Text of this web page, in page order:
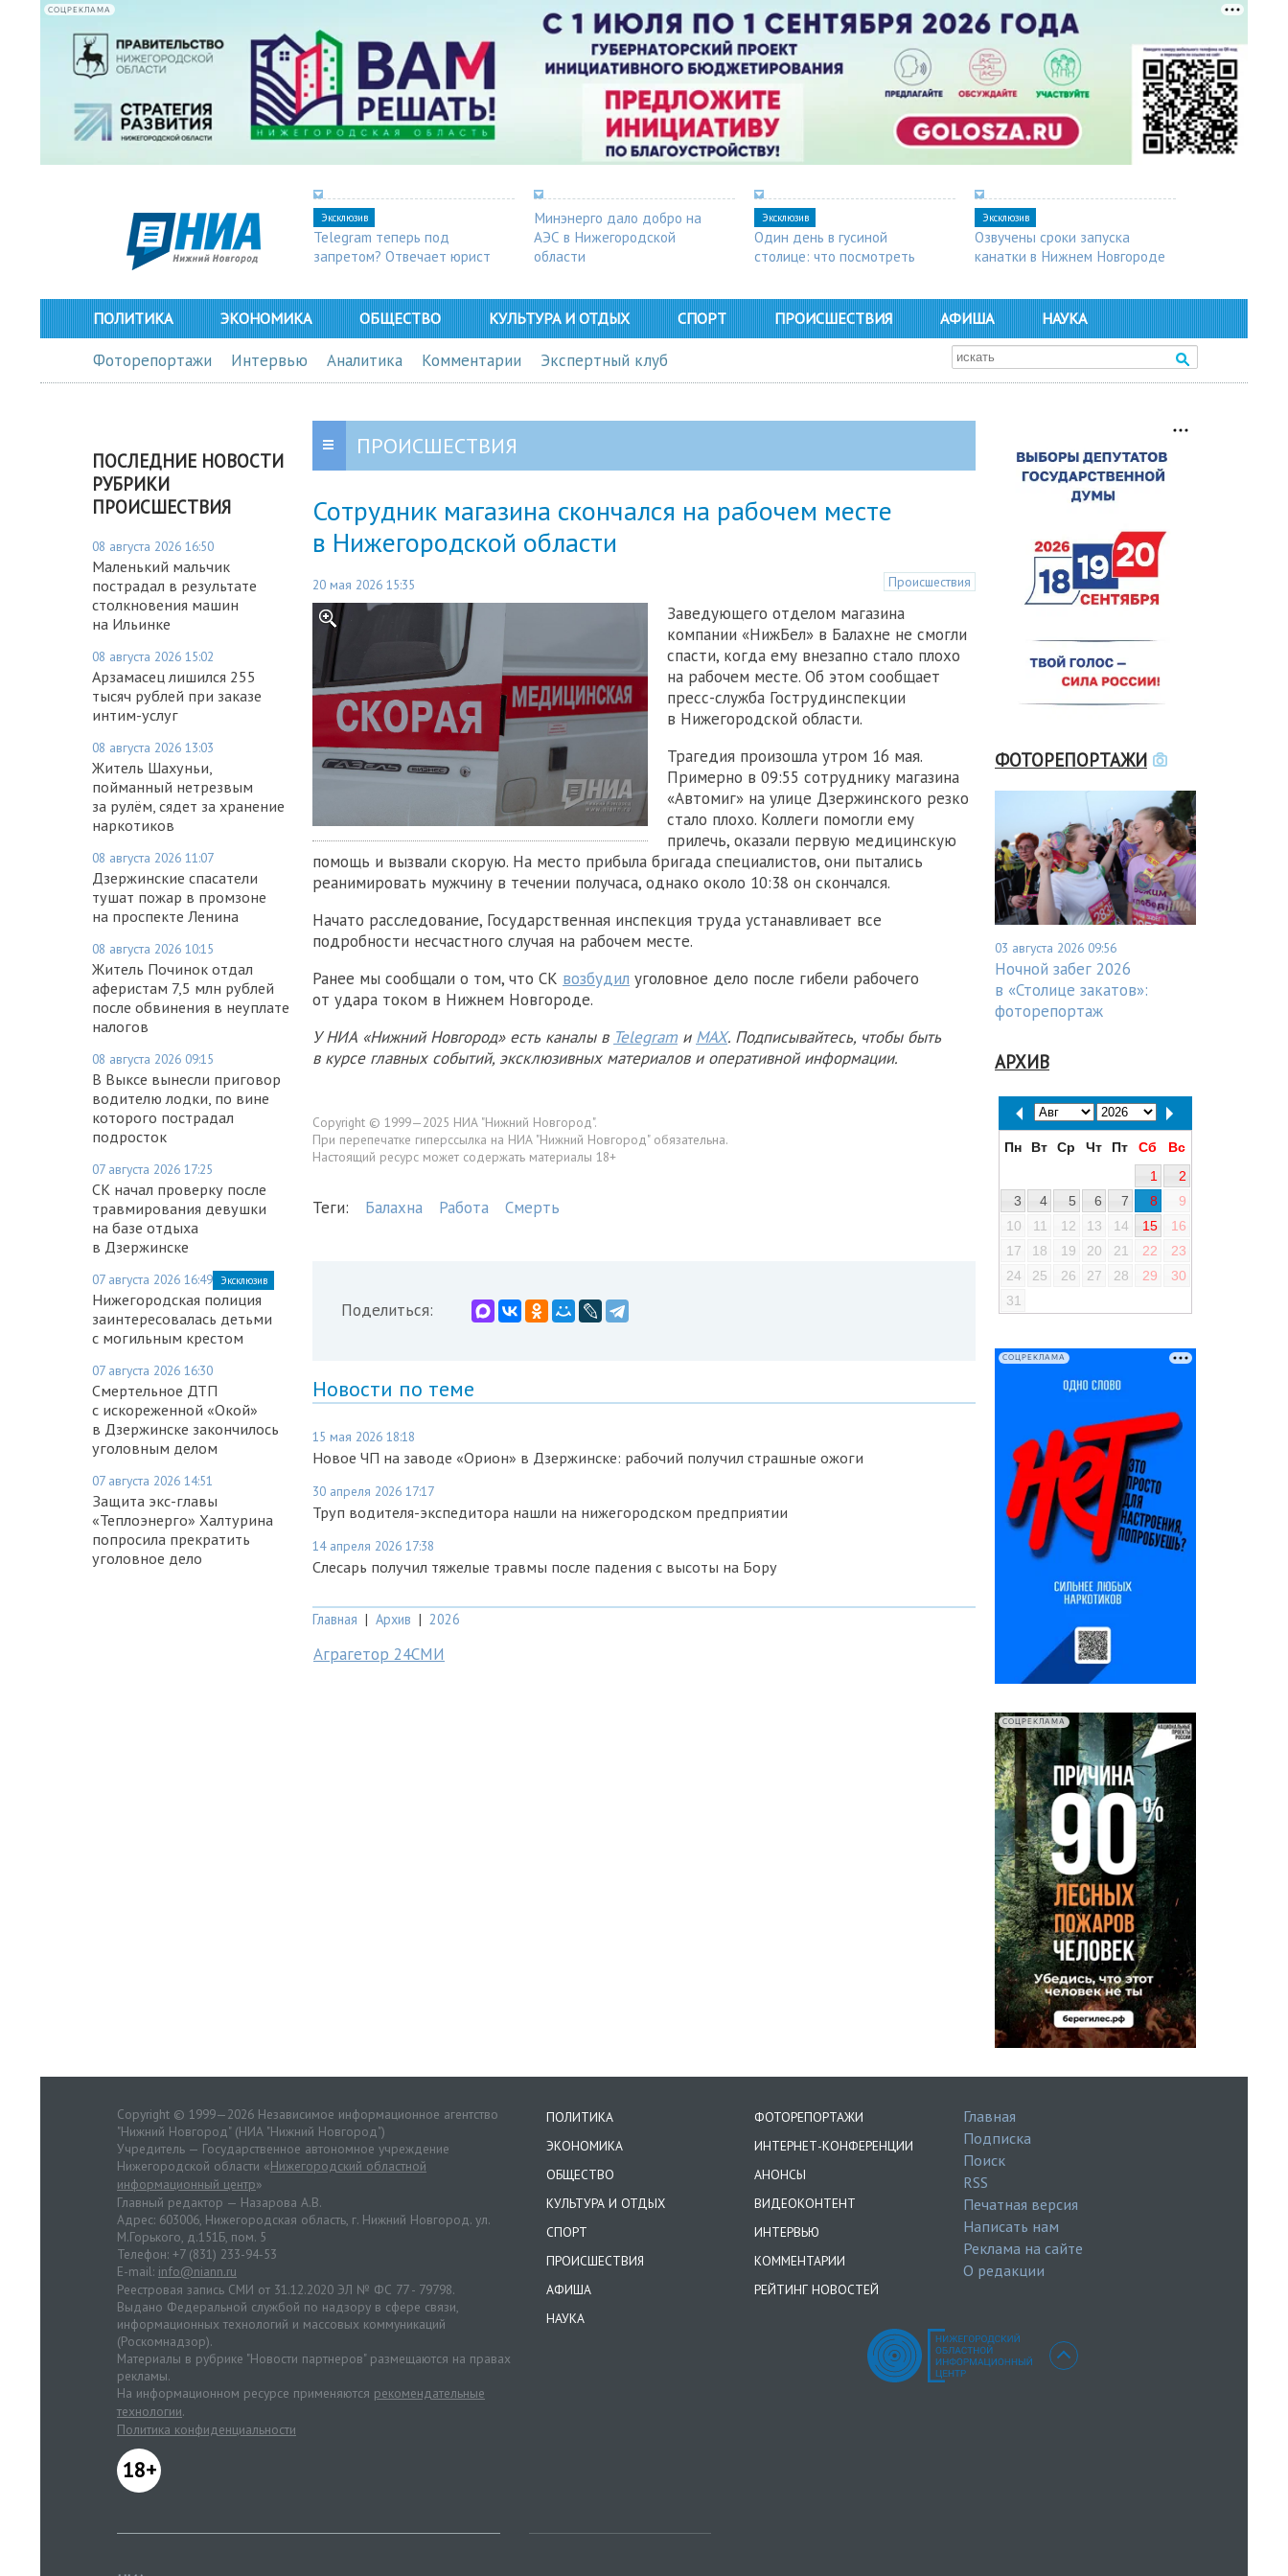
СОЦРЕКЛАМА
Эксклюзив
Telegram теперь под
запретом? Отвечает юрист
Минэнерго дало добро на
АЭС в Нижегородской
области
Эксклюзив
Один день в гусиной
столице: что посмотреть
Эксклюзив
Озвучены сроки запуска
канатки в Нижнем Новгороде
ПОЛИТИКА ЭКОНОМИКА ОБЩЕСТВО КУЛЬТУРА И ОТДЫХ СПОРТ ПРОИСШЕСТВИЯ АФИША НАУКА
Фоторепортажи Интервью Аналитика Комментарии Экспертный клуб
ПОСЛЕДНИЕ НОВОСТИ
РУБРИКИ
ПРОИСШЕСТВИЯ
08 августа 2026 16:50
Маленький мальчик
пострадал в результате
столкновения машин
на Ильинке
08 августа 2026 15:02
Арзамасец лишился 255
тысяч рублей при заказе
интим-услуг
08 августа 2026 13:03
Житель Шахуньи,
пойманный нетрезвым
за рулём, сядет за хранение
наркотиков
08 августа 2026 11:07
Дзержинские спасатели
тушат пожар в промзоне
на проспекте Ленина
08 августа 2026 10:15
Житель Починок отдал
аферистам 7,5 млн рублей
после обвинения в неуплате
налогов
08 августа 2026 09:15
В Выксе вынесли приговор
водителю лодки, по вине
которого пострадал
подросток
07 августа 2026 17:25
СК начал проверку после
травмирования девушки
на базе отдыха
в Дзержинске
07 августа 2026 16:49 Эксклюзив
Нижегородская полиция
заинтересовалась детьми
с могильным крестом
07 августа 2026 16:30
Смертельное ДТП
с искореженной «Окой»
в Дзержинске закончилось
уголовным делом
07 августа 2026 14:51
Защита экс-главы
«Теплоэнерго» Халтурина
попросила прекратить
уголовное дело
ПРОИСШЕСТВИЯ
Сотрудник магазина скончался на рабочем месте
в Нижегородской области
20 мая 2026 15:35 Происшествия
Заведующего отделом магазина
компании «НижБел» в Балахне не смогли
спасти, когда ему внезапно стало плохо
на рабочем месте. Об этом сообщает
пресс-служба Гострудинспекции
в Нижегородской области.
Трагедия произошла утром 16 мая.
Примерно в 09:55 сотруднику магазина
«Автомиг» на улице Дзержинского резко
стало плохо. Коллеги помогли ему
прилечь, оказали первую медицинскую
помощь и вызвали скорую. На место прибыла бригада специалистов, они пытались
реанимировать мужчину в течении получаса, однако около 10:38 он скончался.
Начато расследование, Государственная инспекция труда устанавливает все
подробности несчастного случая на рабочем месте.
Ранее мы сообщали о том, что СК возбудил уголовное дело после гибели рабочего
от удара током в Нижнем Новгороде.
У НИА «Нижний Новгород» есть каналы в Telegram и MAX. Подписывайтесь, чтобы быть
в курсе главных событий, эксклюзивных материалов и оперативной информации.
Copyright © 1999—2025 НИА "Нижний Новгород".
При перепечатке гиперссылка на НИА "Нижний Новгород" обязательна.
Настоящий ресурс может содержать материалы 18+
Теги: Балахна Работа Смерть
Поделиться:
Новости по теме
15 мая 2026 18:18
Новое ЧП на заводе «Орион» в Дзержинске: рабочий получил страшные ожоги
30 апреля 2026 17:17
Труп водителя-экспедитора нашли на нижегородском предприятии
14 апреля 2026 17:38
Слесарь получил тяжелые травмы после падения с высоты на Бору
Главная | Архив | 2026
Аграгетор 24СМИ
ФОТОРЕПОРТАЖИ
03 августа 2026 09:56
Ночной забег 2026
в «Столице закатов»:
фоторепортаж
АРХИВ
Пн Вт Ср Чт Пт Сб
Вс
1
2
3
4 5 6 7 8
9
10
11 12 13 14 15
16
17
18 19 20 21 22
23
24
25 26 27 28 29
30
31
СОЦРЕКЛАМА
СОЦРЕКЛАМА
Copyright © 1999—2026 Независимое информационное агентство
"Нижний Новгород" (НИА "Нижний Новгород")
Учредитель — Государственное автономное учреждение
Нижегородской области «Нижегородский областной
информационный центр»
Главный редактор — Назарова А.В.
Адрес: 603006, Нижегородская область, г. Нижний Новгород. ул.
М.Горького, д.151Б, пом. 5
Телефон: +7 (831) 233-94-53
E-mail: info@niann.ru
Реестровая запись СМИ от 31.12.2020 ЭЛ № ФС 77 - 79798.
Выдано Федеральной службой по надзору в сфере связи,
информационных технологий и массовых коммуникаций
(Роскомнадзор).
Материалы в рубрике "Новости партнеров" размещаются на правах
рекламы.
На информационном ресурсе применяются рекомендательные
технологии.
Политика конфиденциальности
18+
ПОЛИТИКА
ЭКОНОМИКА
ОБЩЕСТВО
КУЛЬТУРА И ОТДЫХ
СПОРТ
ПРОИСШЕСТВИЯ
АФИША
НАУКА
ФОТОРЕПОРТАЖИ
ИНТЕРНЕТ-КОНФЕРЕНЦИИ
АНОНСЫ
ВИДЕОКОНТЕНТ
ИНТЕРВЬЮ
КОММЕНТАРИИ
РЕЙТИНГ НОВОСТЕЙ
Главная
Подписка
Поиск
RSS
Печатная версия
Написать нам
Реклама на сайте
О редакции